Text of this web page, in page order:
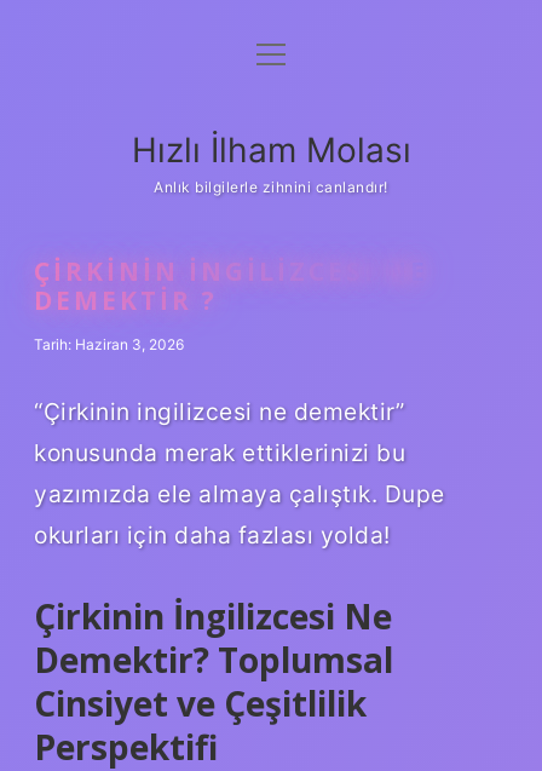
Anasayfa
Yasal Uyarı
menüyü
Hızlı İlham Molası
Anlık bilgilerle zihnini canlandır!
ÇIRKININ INGILIZCESI NE
DEMEKTIR ?
Tarih: Haziran 3, 2026
“Çirkinin ingilizcesi ne demektir”
konusunda merak ettiklerinizi bu
yazımızda ele almaya çalıştık. Dupe
okurları için daha fazlası yolda!
Çirkinin İngilizcesi Ne
Demektir? Toplumsal
Cinsiyet ve Çeşitlilik
Perspektifi